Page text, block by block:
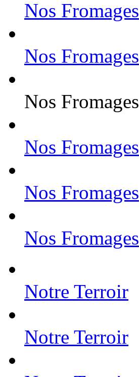
Nos Fromages
Nos Fromages
Nos Fromages
Nos Fromages
Nos Fromages
Nos Fromages
Notre Terroir
Notre Terroir